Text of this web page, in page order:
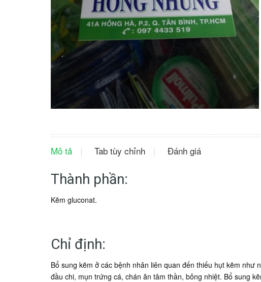
Mô tả Tab tùy chỉnh Đánh giá
Thành phần:
Kẽm gluconat.
Chỉ định:
Bổ sung kẽm ở các bệnh nhân liên quan đến thiếu hụt kẽm
đầu chi, mụn trứng cá, chán ăn tâm thần, bỏng nhiệt. Bổ sung